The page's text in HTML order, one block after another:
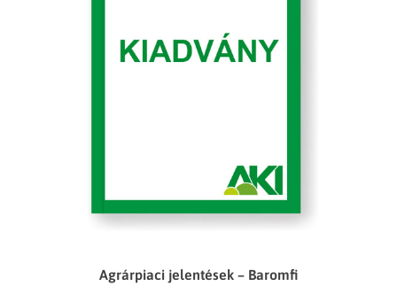
Agrárpiaci jelentések – Baromfi